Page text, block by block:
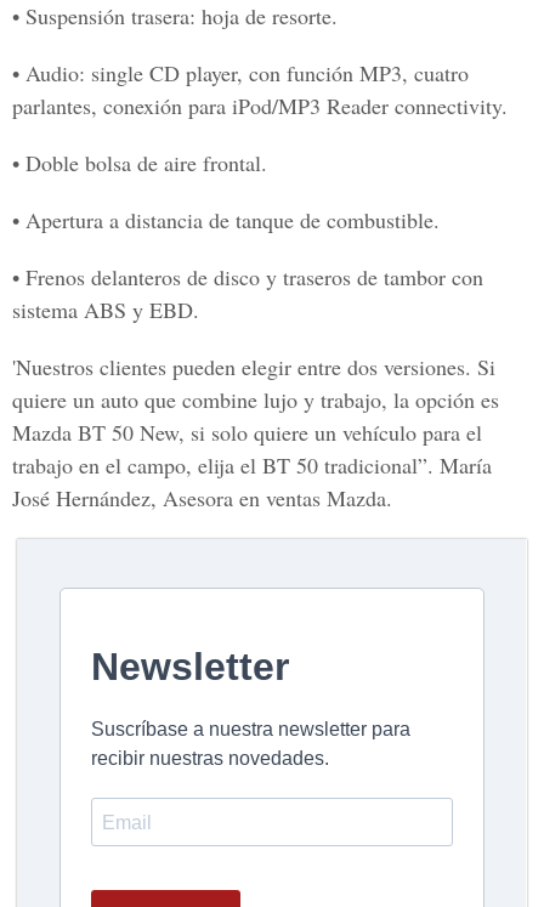
• Suspensión trasera: hoja de resorte.
• Audio: single CD player, con función MP3, cuatro
parlantes, conexión para iPod/MP3 Reader connectivity.
• Doble bolsa de aire frontal.
• Apertura a distancia de tanque de combustible.
• Frenos delanteros de disco y traseros de tambor con
sistema ABS y EBD.
'Nuestros clientes pueden elegir entre dos versiones. Si
quiere un auto que combine lujo y trabajo, la opción es
Mazda BT 50 New, si solo quiere un vehículo para el
trabajo en el campo, elija el BT 50 tradicional”. María
José Hernández, Asesora en ventas Mazda.